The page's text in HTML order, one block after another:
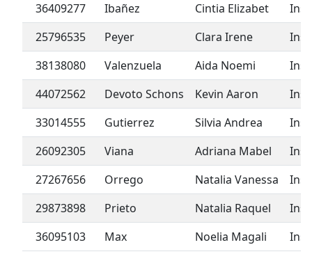
36409277
Ibañez Cintia Elizabet
25796535
Peyer Clara Irene
38138080
Valenzuela Aida Noemi
44072562
Devoto Schons Kevin Aaron
33014555
Gutierrez Silvia Andrea
26092305
Viana Adriana Mabel
27267656
Orrego Natalia Vanessa
29873898
Prieto Natalia Raquel
36095103
Max Noelia Magali